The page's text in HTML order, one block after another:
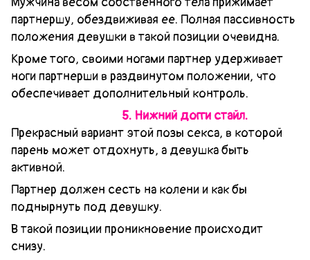
партнершу, обездвиживая ее. Полная пассивность
положения девушки в такой позиции очевидна.
Кроме того, своими ногами партнер удерживает
ноги партнерши в раздвинутом положении, что
обеспечивает дополнительный контроль.
5. Нижний догги стайл.
Прекрасный вариант этой позы секса, в которой
парень может отдохнуть, а девушка быть
активной.
Партнер должен сесть на колени и как бы
поднырнуть под девушку.
В такой позиции проникновение происходит
снизу.